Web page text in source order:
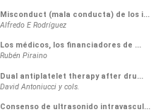
Misconduct (mala conducta) de los i...
Alfredo E Rodríguez
Los médicos, los financiadores de ...
Rubén Piraino
Dual antiplatelet therapy after dru...
David Antoniucci y cols.
Consenso de ultrasonido intravascul...